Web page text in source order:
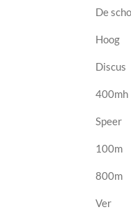
De
Ver